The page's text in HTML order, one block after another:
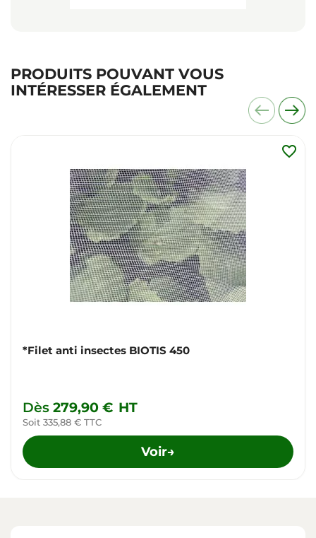
PRODUITS POUVANT VOUS
INTÉRESSER ÉGALEMENT
*Filet anti insectes BIOTIS 450
Dès 279,90 € HT
Soit 335,88 € TTC
Voir→
favorite_border